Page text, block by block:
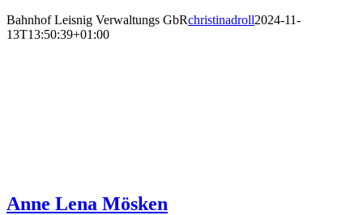
Bahnhof Leisnig Verwaltungs GbRchristinadroll2024-11-
13T13:50:39+01:00
Anne Lena Mösken